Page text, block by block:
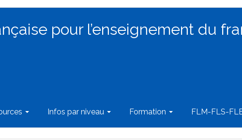
pour l’enseignement du
Infos par niveau Formation FLM-FLS-